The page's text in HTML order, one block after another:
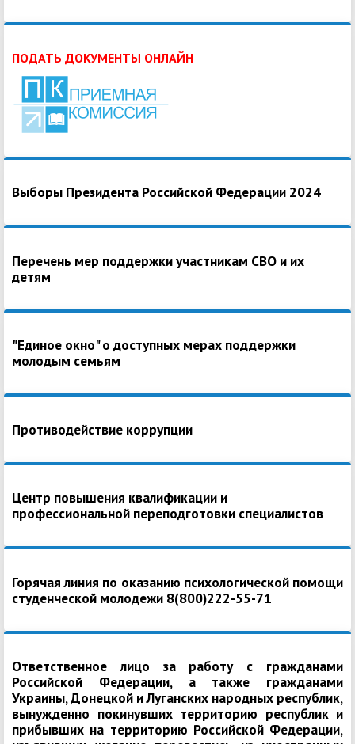
ПОДАТЬ ДОКУМЕНТЫ ОНЛАЙН
Выборы Президента Российской Федерации 2024
Перечень мер поддержки участникам СВО и их
детям
"Единое окно" о доступных мерах поддержки
молодым семьям
Противодействие коррупции
Центр повышения квалификации и
профессиональной переподготовки специалистов
Горячая линия по оказанию психологической помощи
студенческой молодежи 8(800)222-55-71
Ответственное лицо за работу с гражданами
Российской Федерации, а также гражданами
Украины, Донецкой и Луганских народных республик,
вынужденно покинувших территорию республик и
прибывших на территорию Российской Федерации,